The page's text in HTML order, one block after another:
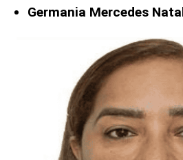
Germania Mercedes